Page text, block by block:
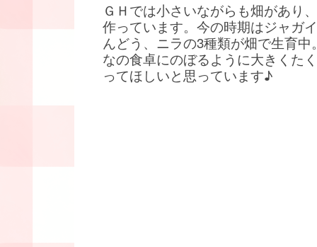
ＧＨでは小さいながらも畑があり
作っています。今の時期はジャガ
んどう、ニラの3種類が畑で生育中
なの食卓にのぼるように大きくた
ってほしいと思っています♪